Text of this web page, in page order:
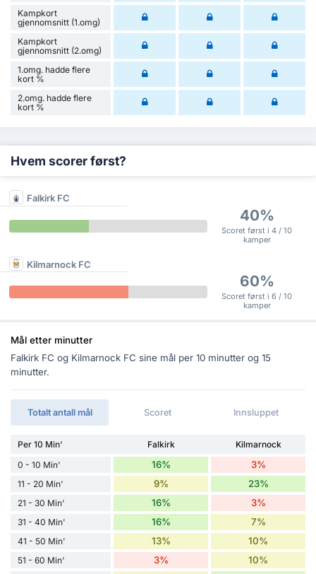
Kampkort
gjennomsnitt (1.omg)
Kampkort
gjennomsnitt (2.omg)
1.omg. hadde flere
kort %
2.omg. hadde flere
kort %
Hvem scorer først?
Falkirk FC
40%
Scoret først i 4 / 10
kamper
Kilmarnock FC
60%
Scoret først i 6 / 10
kamper
Mål etter minutter
Falkirk FC og Kilmarnock FC sine mål per 10 minutter og 15
minutter.
Totalt antall mål Scoret Innsluppet
Per 10 Min' Falkirk
Kilmarnock
0 - 10 Min'
16% 3%
11 - 20 Min' 9% 23%
21 - 30 Min' 16% 3%
31 - 40 Min' 16% 7%
41 - 50 Min' 13% 10%
51 - 60 Min' 3% 10%